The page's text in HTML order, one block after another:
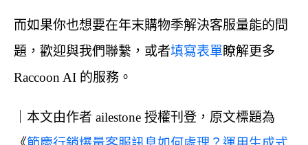
而如果你也想要在年末購物季解決客服量能的問
題，歡迎與我們聯繫，或者填寫表單瞭解更多
Raccoon AI 的服務。
｜本文由作者 ailestone 授權刊登，原文標題為